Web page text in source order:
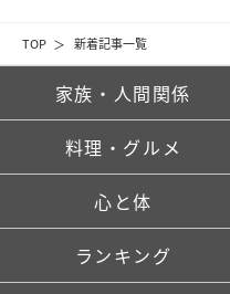
TOP 新着記事一覧
家族・人間関係
料理・グルメ
心と体
ランキング